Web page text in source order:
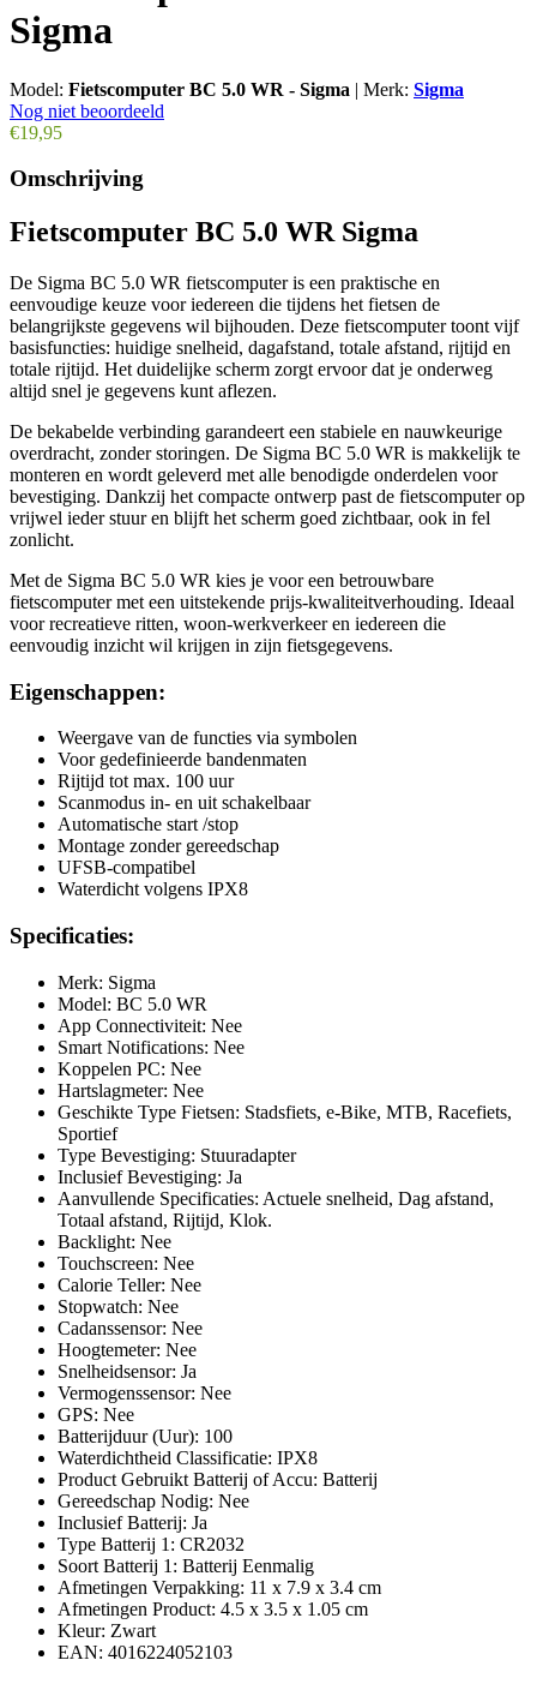
Sigma
Model: Fietscomputer BC 5.0 WR - Sigma | Merk: Sigma
Nog niet beoordeeld
€19,95
Omschrijving
Fietscomputer BC 5.0 WR Sigma
De Sigma BC 5.0 WR fietscomputer is een praktische en
eenvoudige keuze voor iedereen die tijdens het fietsen de
belangrijkste gegevens wil bijhouden. Deze fietscomputer toont vijf
basisfuncties: huidige snelheid, dagafstand, totale afstand, rijtijd en
totale rijtijd. Het duidelijke scherm zorgt ervoor dat je onderweg
altijd snel je gegevens kunt aflezen.
De bekabelde verbinding garandeert een stabiele en nauwkeurige
overdracht, zonder storingen. De Sigma BC 5.0 WR is makkelijk te
monteren en wordt geleverd met alle benodigde onderdelen voor
bevestiging. Dankzij het compacte ontwerp past de fietscomputer op
vrijwel ieder stuur en blijft het scherm goed zichtbaar, ook in fel
zonlicht.
Met de Sigma BC 5.0 WR kies je voor een betrouwbare
fietscomputer met een uitstekende prijs-kwaliteitverhouding. Ideaal
voor recreatieve ritten, woon-werkverkeer en iedereen die
eenvoudig inzicht wil krijgen in zijn fietsgegevens.
Eigenschappen:
Weergave van de functies via symbolen
Voor gedefinieerde bandenmaten
Rijtijd tot max. 100 uur
Scanmodus in- en uit schakelbaar
Automatische start /stop
Montage zonder gereedschap
UFSB-compatibel
Waterdicht volgens IPX8
Specificaties:
Merk: Sigma
Model: BC 5.0 WR
App Connectiviteit: Nee
Smart Notifications: Nee
Koppelen PC: Nee
Hartslagmeter: Nee
Geschikte Type Fietsen: Stadsfiets, e-Bike, MTB, Racefiets,
Sportief
Type Bevestiging: Stuuradapter
Inclusief Bevestiging: Ja
Aanvullende Specificaties: Actuele snelheid, Dag afstand,
Totaal afstand, Rijtijd, Klok.
Backlight: Nee
Touchscreen: Nee
Calorie Teller: Nee
Stopwatch: Nee
Cadanssensor: Nee
Hoogtemeter: Nee
Snelheidsensor: Ja
Vermogenssensor: Nee
GPS: Nee
Batterijduur (Uur): 100
Waterdichtheid Classificatie: IPX8
Product Gebruikt Batterij of Accu: Batterij
Gereedschap Nodig: Nee
Inclusief Batterij: Ja
Type Batterij 1: CR2032
Soort Batterij 1: Batterij Eenmalig
Afmetingen Verpakking: 11 x 7.9 x 3.4 cm
Afmetingen Product: 4.5 x 3.5 x 1.05 cm
Kleur: Zwart
EAN: 4016224052103